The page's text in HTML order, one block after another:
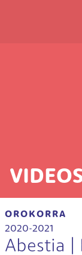
OROKORRA
2020-2021
Abestia |